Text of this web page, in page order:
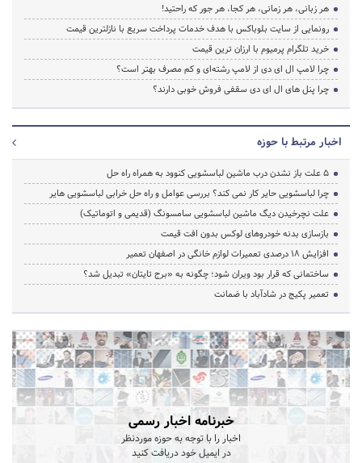
هر زبانی، هر زمانی، هر کجا، هر جور که راحتید!
رونمایی از سایت بلوباکس با هدف خدمات پرداخت سریع با نازلترین قیمت
خرید تلگرام پرمیوم با ارزان ترین قیمت
چرا لامپ ال ای دی از لامپ رشته‌ای و کم مصرف بهتر است؟
چرا پنل های ال ای دی سقفی فروش خوبی دارند؟
اخبار مرتبط با حوزه
5 علت باز نشدن درب ماشین لباسشویی کنوود به همراه راه حل
چرا لباسشویی حایر کار نمی کند؟ بررسی عوامل و راه حل خرابی لباسشویی هایر
علت نچرخیدن دیگ ماشین لباسشویی سامسونگ (قدیمی و اتوماتیک)
بازسازی بدنه خودروهای لوکس بدون افت قیمت
افزایش ۱۸ درصدی تعمیرات لوازم خانگی در اصفهان تعمیر
ساختمانی که قرار بود ویران شود؛ چگونه به «برج تایتان» تبدیل شد؟
تعمیر پکیج در شادآباد با ضمانت
خبرنامه اخبار رسمی
اخبار را با توجه به حوزه موردنظر
در ایمیل خود دریافت کنید